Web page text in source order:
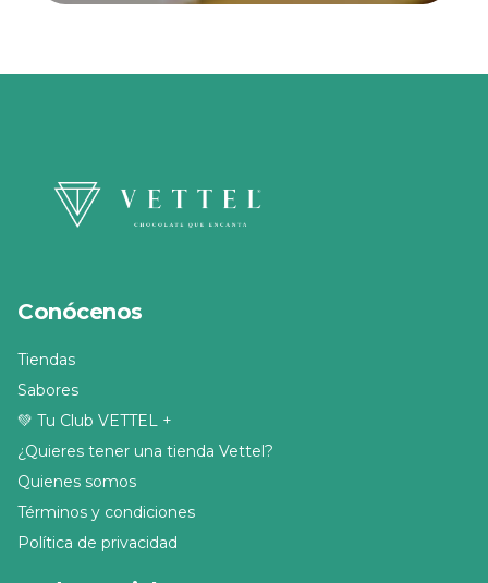
Conócenos
Tiendas
Sabores
💚 Tu Club VETTEL +
¿Quieres tener una tienda Vettel?
Quienes somos
Términos y condiciones
Política de privacidad